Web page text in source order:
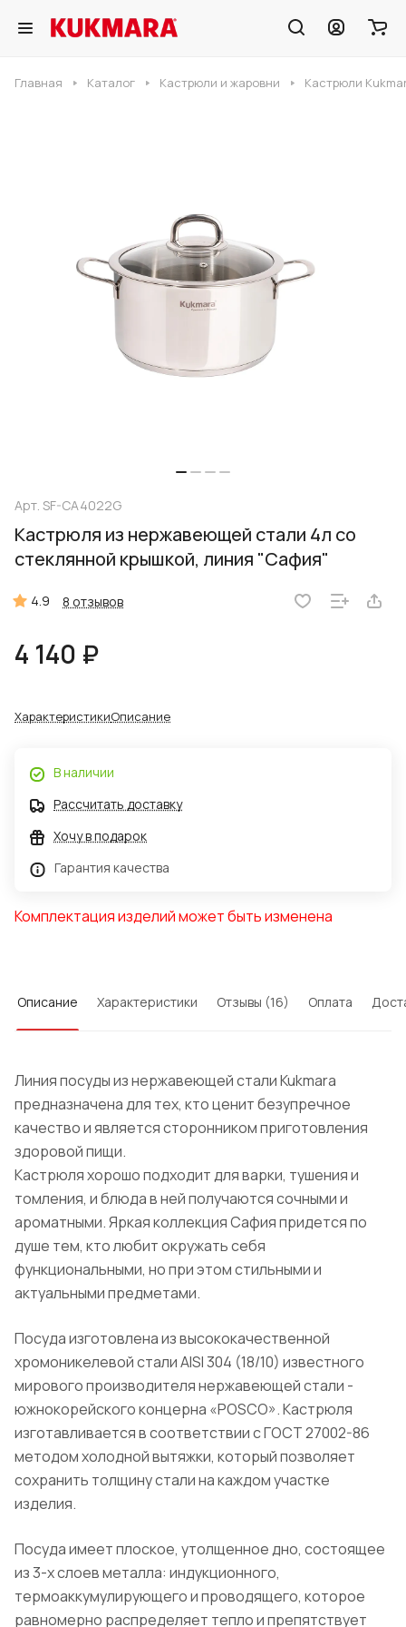
Главная Каталог Кастрюли и жаровни Кастрюли
Арт. SF-CA4022G
Кастрюля из нержавеющей стали 4л со
стеклянной крышкой, линия "Сафия"
4.9 8 отзывов
4 140 ₽
ХарактеристикиОписание
В наличии
Рассчитать доставку
Хочу в подарок
Гарантия качества
Комплектация изделий может быть изменена
Описание Характеристики Отзывы (16) Оплата
Линия посуды из нержавеющей стали Kukmara
предназначена для тех, кто ценит безупречное
качество и является сторонником приготовления
здоровой пищи.
Кастрюля хорошо подходит для варки, тушения и
томления, и блюда в ней получаются сочными и
ароматными. Яркая коллекция Сафия придется по
душе тем, кто любит окружать себя
функциональными, но при этом стильными и
актуальными предметами.
Посуда изготовлена из высококачественной
хромоникелевой стали AISI 304 (18/10) известного
мирового производителя нержавеющей стали -
южнокорейского концерна «POSCO». Кастрюля
изготавливается в соответствии с ГОСТ 27002-86
методом холодной вытяжки, который позволяет
сохранить толщину стали на каждом участке
изделия.
Посуда имеет плоское, утолщенное дно, состоящее
из 3-х слоев металла: индукционного,
термоаккумулирующего и проводящего, которое
равномерно распределяет тепло и препятствует